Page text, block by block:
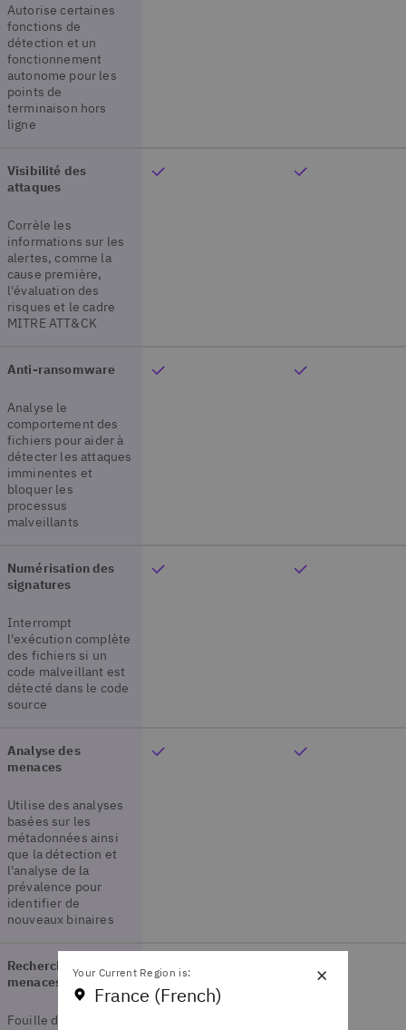
Autorise certaines
fonctions de
détection et un
fonctionnement
autonome pour les
points de
terminaison hors
ligne
Visibilité des
attaques
Corrèle les
informations sur les
alertes, comme la
cause première,
l'évaluation des
risques et le cadre
MITRE ATT&CK
Anti-ransomware
Analyse le
comportement des
fichiers pour aider à
détecter les attaques
imminentes et
bloquer les
processus
malveillants
Numérisation des
signatures
Interrompt
l'exécution complète
des fichiers si un
code malveillant est
détecté dans le code
source
Analyse des
menaces
Utilise des analyses
basées sur les
métadonnées ainsi
que la détection et
l'analyse de la
prévalence pour
identifier de
nouveaux binaires
Recherche des
menaces
Fouille de données
×
Your Current Region is:
France (French)